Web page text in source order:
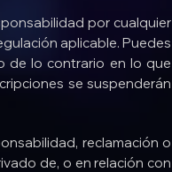
por cualquier
aplicable. Puedes
de lo contrario en lo que
se suspenderán
reclamación o
de, o en relación con